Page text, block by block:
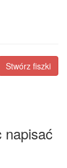
Stwórz fiszki
napisać